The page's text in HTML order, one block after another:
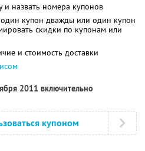
назвать номера купонов
купон дважды или один купон
скидки по купонам или
и стоимость доставки
2011 включительно
купоном